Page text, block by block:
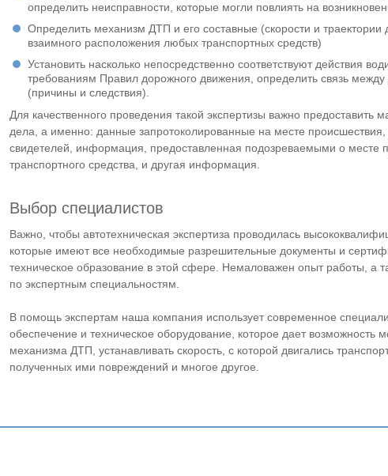
определить неисправности, которые могли повлиять на
Определить механизм ДТП и его составные (скорости и траектории
взаимного расположения любых транспортных средств)
Установить насколько непосредственно соответствуют действия
требованиям Правил дорожного движения, определить связь
(причины и следствия).
Для качественного проведения такой экспертизы важно предоставить
дела, а именно: данные запротоколированные на месте
свидетелей, информация, предоставленная подозреваемыми о месте
транспортного средства, и другая информация.
Выбор специалистов
Важно, чтобы автотехническая экспертиза проводилась
которые имеют все необходимые разрешительные документы и
техническое образование в этой сфере. Немаловажен опыт работы, а
по экспертным специальностям.
В помощь экспертам наша компания использует современное
обеспечение и техническое оборудование, которое дает возможность
механизма ДТП, устанавливать скорость, с которой двигались
полученных ими повреждений и многое другое.